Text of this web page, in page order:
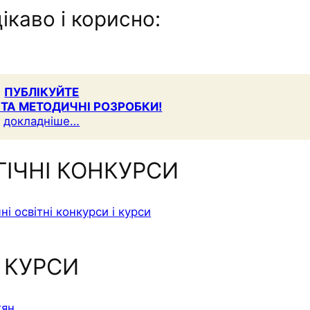
і корисно:
ПУБЛІКУЙТЕ
ТА МЕТОДИЧНІ РОЗРОБКИ!
докладніше…
КОНКУРСИ
КУРСИ